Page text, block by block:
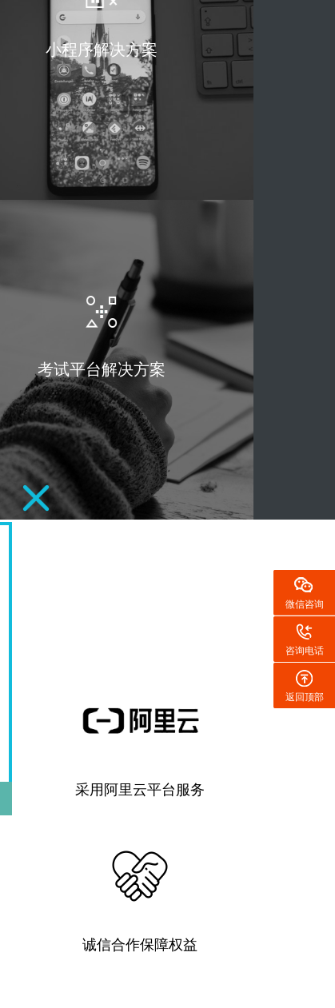
小程序解决方案
考试平台解决方案
采用阿里云平台服务
诚信合作保障权益
微信咨询
咨询电话
返回顶部